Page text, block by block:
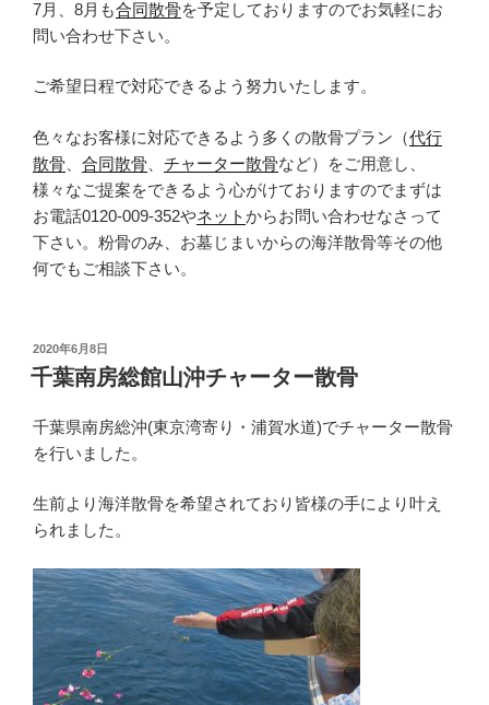
7月、8月も合同散骨を予定しておりますのでお気軽にお
問い合わせ下さい。
ご希望日程で対応できるよう努力いたします。
色々なお客様に対応できるよう多くの散骨プラン（代行
散骨
合同散骨 チャーター散骨など）をご用意し、
様々なご提案をできるよう心がけておりますのでまずは
お電話0120-009-352やネットからお問い合わせなさって
下さい。粉骨のみ、お墓じまいからの海洋散骨等その他
何でもご相談下さい。
投
稿
日:
2020年6月8日
千葉南房総館山沖チャーター散骨
千葉県南房総沖(東京湾寄り・浦賀水道)でチャーター散骨
を行いました。
生前より海洋散骨を希望されており皆様の手により叶え
られました。